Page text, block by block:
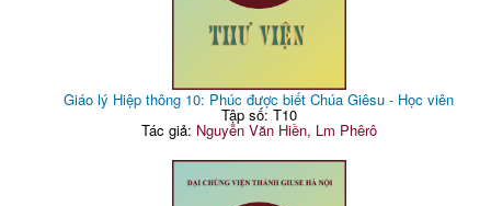
Giáo lý Hiệp thông 10: Phúc được biết Chúa Giêsu - Học viên
Tập số: T10
Tác giả: Nguyễn Văn Hiền, Lm Phêrô